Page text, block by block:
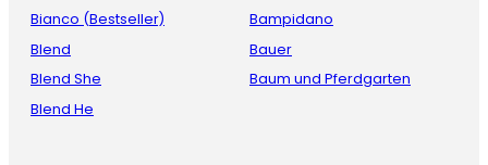
Bianco (Bestseller)
Blend
Blend She
Blend He
Bampidano
Bauer
Baum und Pferdgarten